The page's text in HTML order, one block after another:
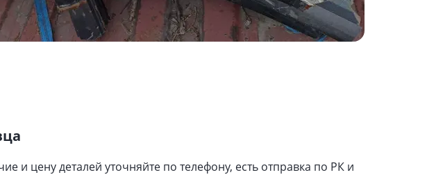
и цену деталей уточняйте по телефону, есть отправка по РК и